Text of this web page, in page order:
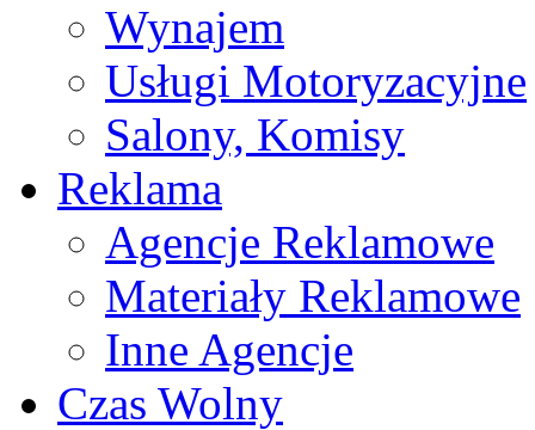
Wynajem
Usługi Motoryzacyjne
Salony, Komisy
Reklama
Agencje Reklamowe
Materiały Reklamowe
Inne Agencje
Czas Wolny